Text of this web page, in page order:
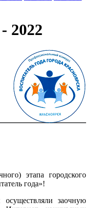
2022
этапа городского
года»!
заочную